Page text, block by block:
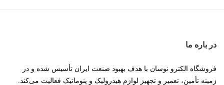
در باره ما
فروشگاه الکترو نوسان با هدف بهبود صنعت ایران تأسیس شده و در
زمینه تأمین، تعمیر و تجهیز لوازم هیدرولیک و پنوماتیک فعالیت می‌کند.